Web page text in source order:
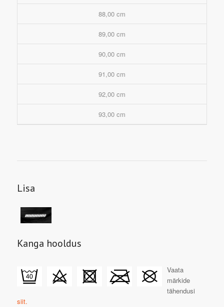
88,00 cm
89,00 cm
90,00 cm
91,00 cm
92,00 cm
93,00 cm
Lisa
Kanga hooldus
Vaata
märkide
tähendusi
siit.